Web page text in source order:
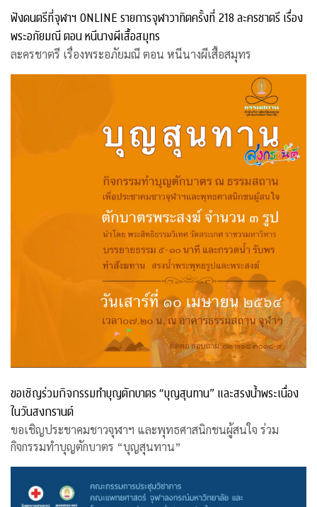
ฟังดนตรีที่จุฬาฯ ONLINE รายการจุฬาวาทิตครั้งที่ 218 ละครชาตรี เรื่อง
พระอภัยมณี ตอน หนีนางผีเสื้อสมุทร
ละครชาตรี เรื่องพระอภัยมณี ตอน หนีนางผีเสื้อสมุทร
ขอเชิญร่วมกิจกรรมทำบุญตักบาตร “บุญสุนทาน” และสรงน้ำพระเนื่อง
ในวันสงกรานต์
ขอเชิญประชาคมชาวจุฬาฯ และพุทธศาสนิกชนผู้สนใจ ร่วม
กิจกรรมทำบุญตักบาตร “บุญสุนทาน”